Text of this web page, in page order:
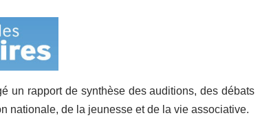
un rapport de synthèse des auditions, des débats
nationale, de la jeunesse et de la vie associative.